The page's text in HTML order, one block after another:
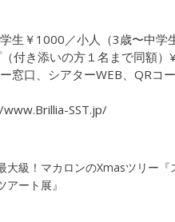
生￥1000／小人（3歳〜中
付き添いの方１名まで同額）
窓口、シアターWEB、QR
SST.jp/
大級！マカロンのXmasツリー『
アート展』